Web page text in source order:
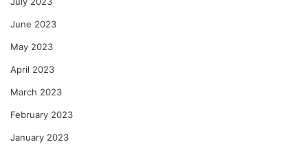
June 2023
May 2023
April 2023
March 2023
February 2023
January 2023